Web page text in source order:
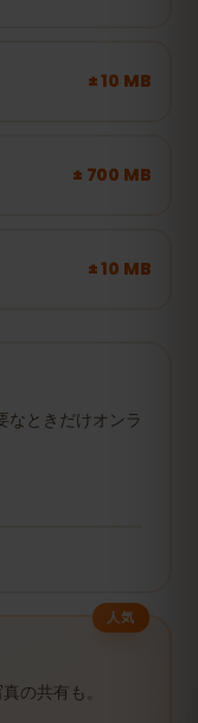
± 10 MB
± 700 MB
± 10 MB
ときだけオンラ
人気
の共有も。